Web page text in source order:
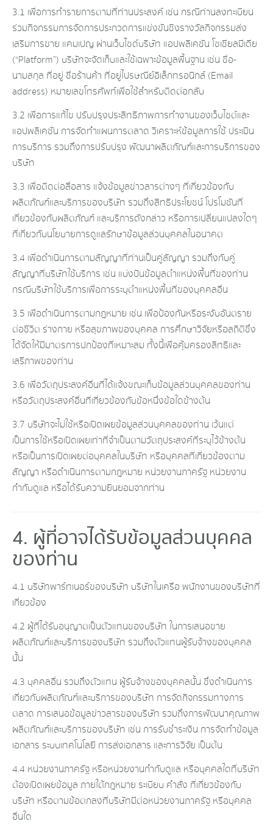
3.1 เพื่อการทำรายการตามที่ท่านประสงค์ เช่น กรณีท่านลงทะเบียน
ร่วมกิจกรรมการจัดการประกวดการแข่งขันชิงรางวัลกิจกรรมส่ง
เสริมการขาย แคมเปญ ผ่านเว็บไซด์บริษัท แอปพลิเคชัน โซเชียลมีเดีย
(“Platform”) บริษัทจะจัดเก็บและใช้เฉพาะข้อมูลพื้นฐาน เช่น ชื่อ-
นามสกุล ที่อยู่ ชื่อร้านค้า ที่อยู่ไปรษณีย์อิเล็กทรอนิกส์ (Email
address) หมายเลขโทรศัพท์เพื่อใช้สำหรับติดต่อกลับ
3.2 เพื่อการแก้ไข ปรับปรุงประสิทธิภาพการทำงานของเว็บไซต์และ
แอปพลิเคชั่น การจัดทำแผนการตลาด วิเคราะห์ข้อมูลการใช้ ประเมิน
การบริการ รวมถึงการปรับปรุง พัฒนาผลิตภัณฑ์และการบริการของ
บริษัท
3.3 เพื่อติดต่อสื่อสาร แจ้งข้อมูลข่าวสารต่างๆ ที่เกี่ยวข้องกับ
ผลิตภัณฑ์และบริการของบริษัท รวมถึงสิทธิประโยชน์ โปรโมชันที่
เกี่ยวข้องกับผลิตภัณฑ์ และบริการดังกล่าว หรือการเปลี่ยนแปลงใดๆ
ที่เกี่ยวกับนโยบายการดูแลรักษาข้อมูลส่วนบุคคลในอนาคต
3.4 เพื่อดำเนินการตามสัญญาที่ท่านเป็นคู่สัญญา รวมถึงกับคู่
สัญญาที่บริษัทใช้บริการ เช่น แบ่งปันข้อมูลตำแหน่งพื้นที่ของท่าน
กรณีบริษัทใช้บริการเพื่อการระบุตำแหน่งพื้นที่ของบุคคลอื่น
3.5 เพื่อดำเนินการตามกฎหมาย เช่น เพื่อป้องกันหรือระงับอันตราย
ต่อชีวิต ร่างกาย หรือสุขภาพของบุคคล การศึกษาวิจัยหรือสถิติซึ่ง
ได้จัดให้มีมาตรการปกป้องที่เหมาะสม ทั้งนี้เพื่อคุ้มครองสิทธิและ
เสรีภาพของท่าน
3.6 เพื่อวัตถุประสงค์อื่นที่ได้แจ้งขณะเก็บข้อมูลส่วนบุคคลของท่าน
หรือวัตถุประสงค์อื่นที่เกี่ยวข้องกับข้อหนึ่งข้อใดข้างต้น
3.7 บริษัทจะไม่ใช้หรือเปิดเผยข้อมูลส่วนบุคคลของท่าน เว้นแต่
เป็นการใช้หรือเปิดเผยเท่าที่จำเป็นตามวัตถุประสงค์ที่ระบุไว้ข้างต้น
หรือเป็นการเปิดเผยต่อบุคคลในบริษัท หรือบุคคลที่เกี่ยวข้องตาม
สัญญา หรือดำเนินการตามกฎหมาย หน่วยงานภาครัฐ หน่วยงาน
กำกับดูแล หรือได้รับความยินยอมจากท่าน
4. ผู้ที่อาจได้รับข้อมูลส่วนบุคคล
ของท่าน
4.1 บริษัทพาร์ทเนอร์ของบริษัท บริษัทในเครือ พนักงานของบริษัทที่
เกี่ยวข้อง
4.2 ผู้ที่ได้รับอนุญาตเป็นตัวแทนของบริษัท ในการเสนอขาย
ผลิตภัณฑ์และบริการของบริษัท รวมถึงตัวแทนผู้รับจ้างของบุคคล
นั้น
4.3 บุคคลอื่น รวมถึงตัวแทน ผู้รับจ้างของบุคคลนั้น ซึ่งดำเนินการ
เกี่ยวกับผลิตภัณฑ์และบริการของบริษัท การจัดกิจกรรมทางการ
ตลาด การเสนอข้อมูลข่าวสารของบริษัท รวมถึงการพัฒนาคุณภาพ
ผลิตภัณฑ์และบริการของบริษัท เช่น การรับชำระเงิน การจัดทำข้อมูล
เอกสาร ระบบเทคโนโลยี การส่งเอกสาร และการวิจัย เป็นต้น
4.4 หน่วยงานภาครัฐ หรือหน่วยงานกำกับดูแล หรือบุคคลใดที่บริษัท
ต้องเปิดเผยข้อมูล ภายใต้กฎหมาย ระเบียบ คำสั่ง ที่เกี่ยวข้องกับ
บริษัท หรือตามข้อตกลงที่บริษัทมีต่อหน่วยงานภาครัฐ หรือบุคคล
อื่นใด